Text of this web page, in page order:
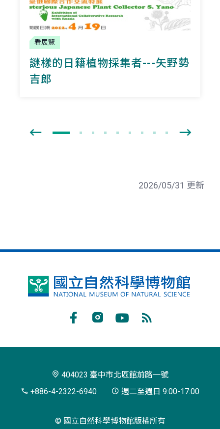
看展覽
謎樣的日籍植物採集者---矢野勢
吉郎
2026/05/31 更新
國
博
閱
404023 臺中市北區館前路一號
+886-4-2322-6940
週二至週日 9:00-17:00
© 國立自然科學博物館版權所有